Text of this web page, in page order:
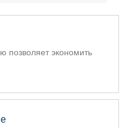
позволяет экономить